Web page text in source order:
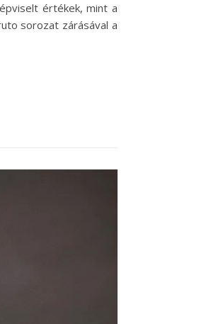
értékek, mint a
sorozat zárásával a